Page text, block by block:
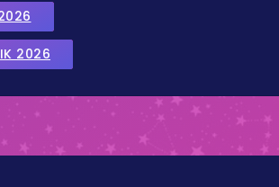
2026